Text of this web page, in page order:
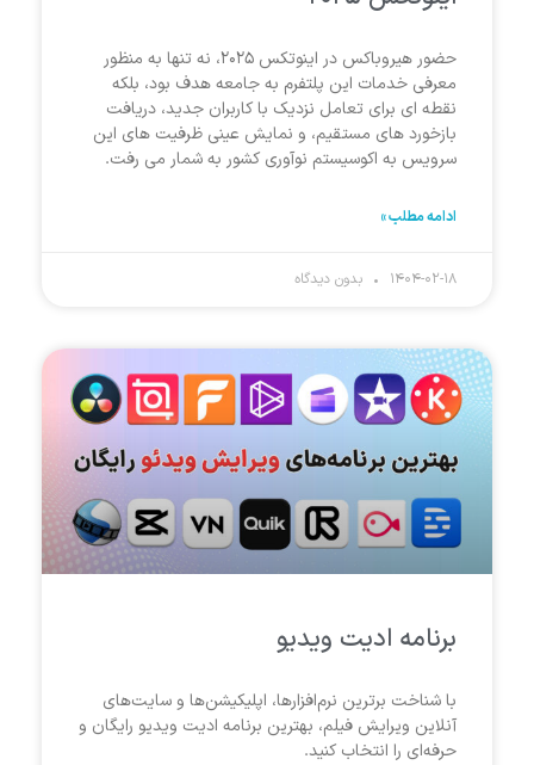
حضور هیروباکس در اینوتکس ۲۰۲۵، نه تنها به‌ منظور
معرفی خدمات این پلتفرم به جامعه هدف بود، بلکه
نقطه‌ ای برای تعامل نزدیک با کاربران جدید، دریافت
بازخورد های مستقیم، و نمایش عینی ظرفیت‌ های این
سرویس به اکوسیستم نوآوری کشور به شمار می رفت.
ادامه مطلب »
۱۴۰۴-۰۲-۱۸ بدون دیدگاه
برنامه ادیت ویدیو
با شناخت برترین نرم‌افزارها، اپلیکیشن‌ها و سایت‌های
آنلاین ویرایش فیلم، بهترین برنامه ادیت ویدیو رایگان و
حرفه‌ای را انتخاب کنید.